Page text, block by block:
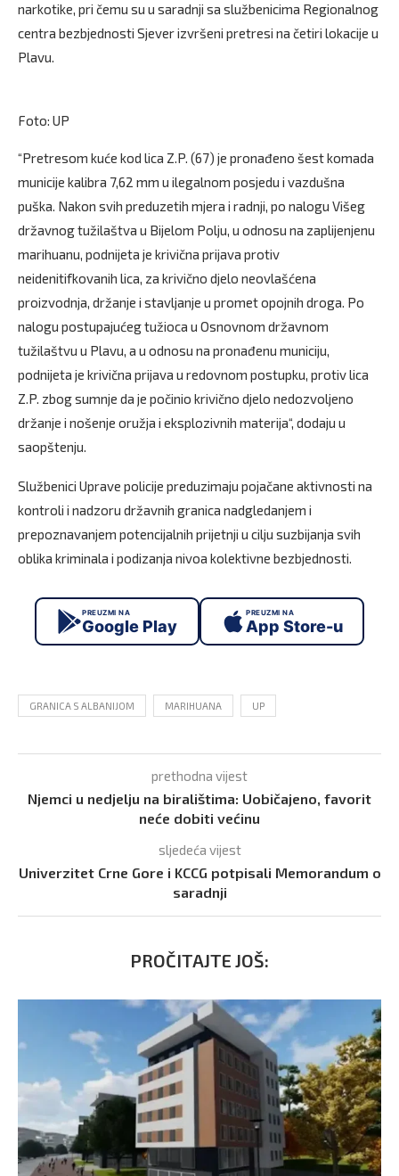
narkotike, pri čemu su u saradnji sa službenicima Regionalnog
centra bezbjednosti Sjever izvršeni pretresi na četiri lokacije u
Plavu.
Foto: UP
“Pretresom kuće kod lica Z.P. (67) je pronađeno šest komada
municije kalibra 7,62 mm u ilegalnom posjedu i vazdušna
puška. Nakon svih preduzetih mjera i radnji, po nalogu Višeg
državnog tužilaštva u Bijelom Polju, u odnosu na zaplijenjenu
marihuanu, podnijeta je krivična prijava protiv
neidenitifkovanih lica, za krivično djelo neovlašćena
proizvodnja, držanje i stavljanje u promet opojnih droga. Po
nalogu postupajućeg tužioca u Osnovnom državnom
tužilaštvu u Plavu, a u odnosu na pronađenu municiju,
podnijeta je krivična prijava u redovnom postupku, protiv lica
Z.P. zbog sumnje da je počinio krivično djelo nedozvoljeno
držanje i nošenje oružja i eksplozivnih materija“, dodaju u
saopštenju.
Službenici Uprave policije preduzimaju pojačane aktivnosti na
kontroli i nadzoru državnih granica nadgledanjem i
prepoznavanjem potencijalnih prijetnji u cilju suzbijanja svih
oblika kriminala i podizanja nivoa kolektivne bezbjednosti.
PREUZMI NA
Google Play
PREUZMI NA
App Store-u
GRANICA S ALBANIJOM MARIHUANA UP
prethodna vijest
Njemci u nedjelju na biralištima: Uobičajeno, favorit
neće dobiti većinu
sljedeća vijest
Univerzitet Crne Gore i KCCG potpisali Memorandum o
saradnji
PROČITAJTE JOŠ: